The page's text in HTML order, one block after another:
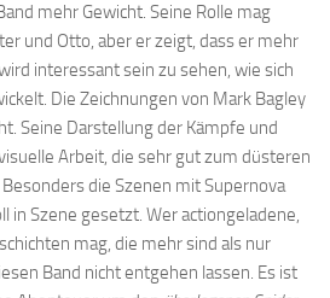
mehr Gewicht. Seine Rolle mag
und Otto, aber er zeigt, dass er mehr
interessant sein zu sehen, wie sich
Die Zeichnungen von Mark Bagley
Seine Darstellung der Kämpfe und
Arbeit, die sehr gut zum düsteren
die Szenen mit Supernova
in Szene gesetzt. Wer actiongeladene,
mag, die mehr sind als nur
Band nicht entgehen lassen. Es ist